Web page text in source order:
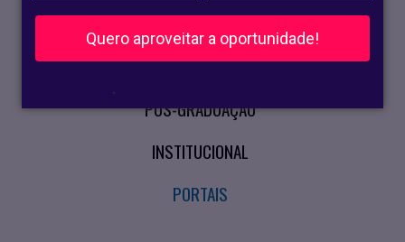
Quero aproveitar a oportunidade!
.
VESTIBULAR
CURSOS PRESENCIAIS
PÓS-GRADUAÇÃO
INSTITUCIONAL
PORTAIS